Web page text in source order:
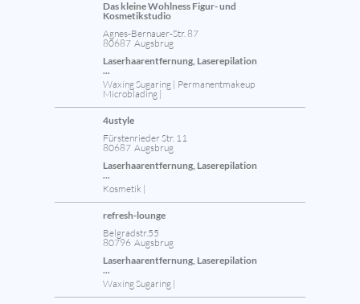
Das kleine Wohlness Figur- und
Kosmetikstudio
Agnes-Bernauer-Str. 87
80687 Augsbrug
Laserhaarentfernung, Laserepilation
...
Waxing Sugaring | Permanentmakeup
Microblading |
4ustyle
Fürstenrieder Str. 11
80687 Augsbrug
Laserhaarentfernung, Laserepilation
...
Kosmetik |
refresh-lounge
Belgradstr.55
80796 Augsbrug
Laserhaarentfernung, Laserepilation
...
Waxing Sugaring |